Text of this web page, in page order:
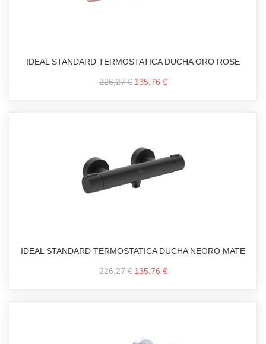
IDEAL STANDARD TERMOSTATICA DUCHA ORO ROSE
226,27 € 135,76 €
IDEAL STANDARD TERMOSTATICA DUCHA NEGRO MATE
226,27 € 135,76 €